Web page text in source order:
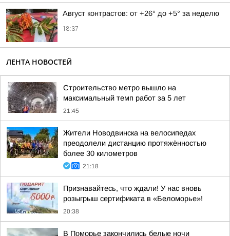
Август контрастов: от +26° до +5° за неделю
18:37
ЛЕНТА НОВОСТЕЙ
Строительство метро вышло на
максимальный темп работ за 5 лет
21:45
Жители Новодвинска на велосипедах
преодолели дистанцию протяжённостью
более 30 километров
21:18
Признавайтесь, что ждали! У нас вновь
розыгрыш сертификата в «Беломорье»!
20:38
В Поморье закончились белые ночи